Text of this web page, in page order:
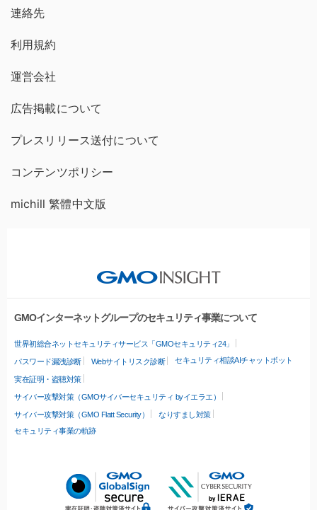
連絡先
利用規約
運営会社
広告掲載について
プレスリリース送付について
コンテンツポリシー
michill 繁體中文版
GMOインターネットグループのセキュリティ事業について
世界初総合ネットセキュリティサービス「GMOセキュリティ24」
パスワード漏洩診断 Webサイトリスク診断 セキュリティ相談AIチャットボット
実在証明・盗聴対策
サイバー攻撃対策（GMOサイバーセキュリティ byイエラエ）
サイバー攻撃対策（GMO Flatt Security）
なりすまし対策
セキュリティ事業の軌跡